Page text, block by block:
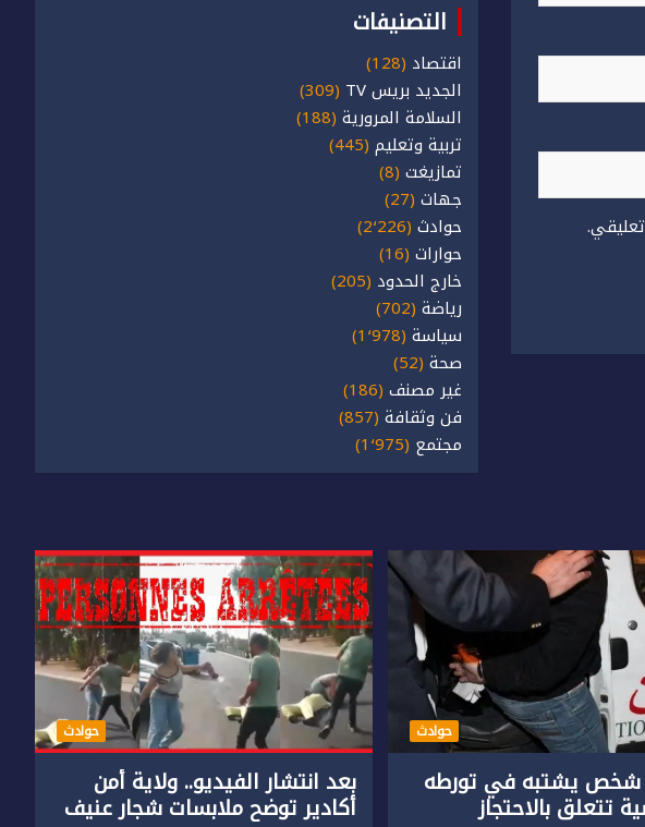
التصنيفات
اقتصاد (128)
الجديد بريس TV
(309)
السلامة المرورية (188)
تربية وتعليم (445)
تمازيغت (8)
جهات (27)
حوادث (2٬226)
حوارات (16)
خارج الحدود (205)
رياضة (702)
سياسة (1٬978)
صحة (52)
غير مصنف (186)
فن وثقافة (857)
مجتمع (1٬975)
حوادث
يشتبه في تورطه
تتعلق بالاحتجاز
حوادث
بعد انتشار الفيديو.. ولاية أمن
أكادير توضح ملابسات شجار عنيف